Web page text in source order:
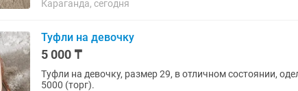
Караганда, сегодня
Туфли на девочку
5 000 ₸
Туфли на девочку, размер 29, в отличном состоянии,
5000 (торг).